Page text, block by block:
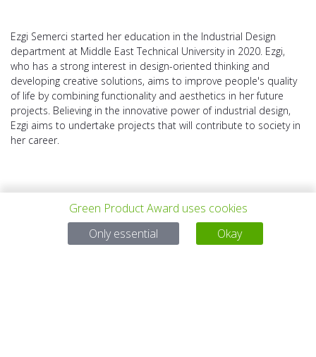
Ezgi Semerci started her education in the Industrial Design
department at Middle East Technical University in 2020. Ezgi,
who has a strong interest in design-oriented thinking and
developing creative solutions, aims to improve people's quality
of life by combining functionality and aesthetics in her future
projects. Believing in the innovative power of industrial design,
Ezgi aims to undertake projects that will contribute to society in
her career.
ALLE PROJEKTE
Green Product Award uses cookies
Only essential
Okay